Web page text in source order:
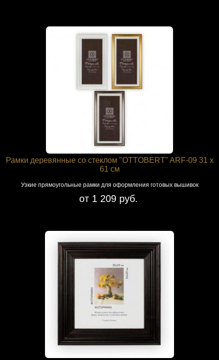
Рамки деревянные со стеклом "OTTOBERT" ARF-09 31 х
61 см
Узкие прямоугольные рамки для оформления готовых вышивок
от 1 209 руб.